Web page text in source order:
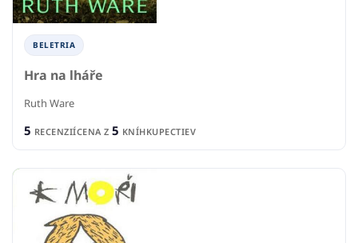
Hra na lháře
Ruth Ware
5RECENZIÍCENA Z